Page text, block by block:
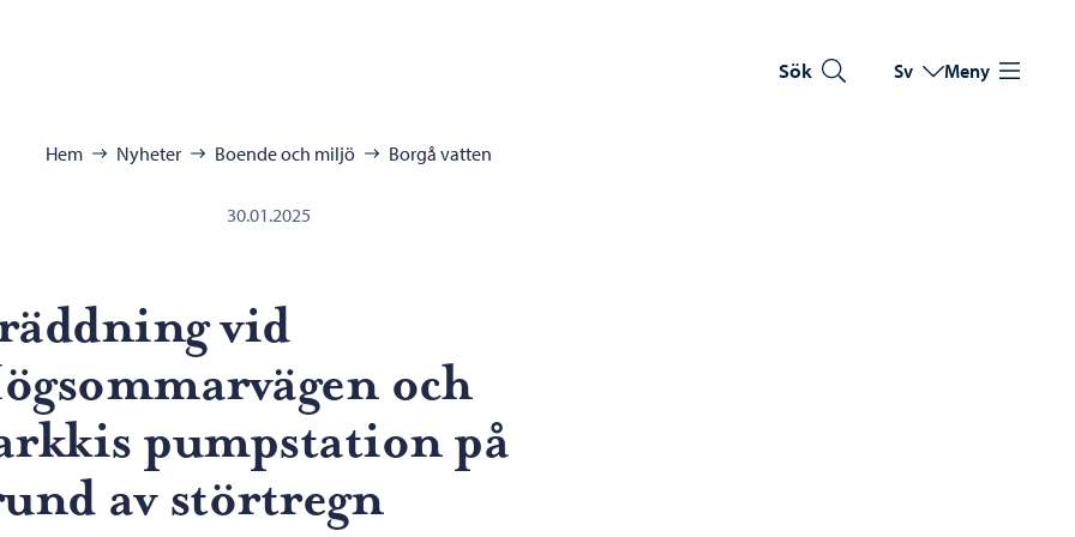
Sök Byt språk
Nuvarande språk:
Sv Meny
Hem Nyheter Boende och miljö Borgå vatten
30.01.2025
vid
och
pumpstation på
av störtregn